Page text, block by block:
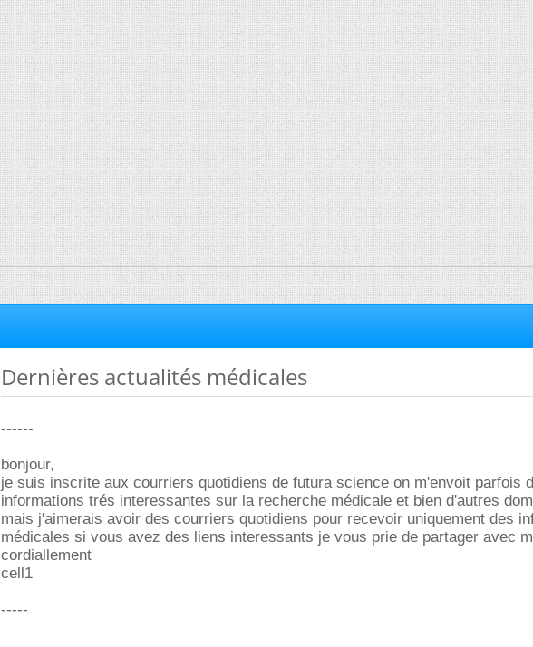
Dernières actualités médicales
------
bonjour,
je suis inscrite aux courriers quotidiens de futura science on m'envoit parfois
informations trés interessantes sur la recherche médicale et bien d'autres
mais j'aimerais avoir des courriers quotidiens pour recevoir uniquement des
médicales si vous avez des liens interessants je vous prie de partager avec
cordiallement
cell1
-----